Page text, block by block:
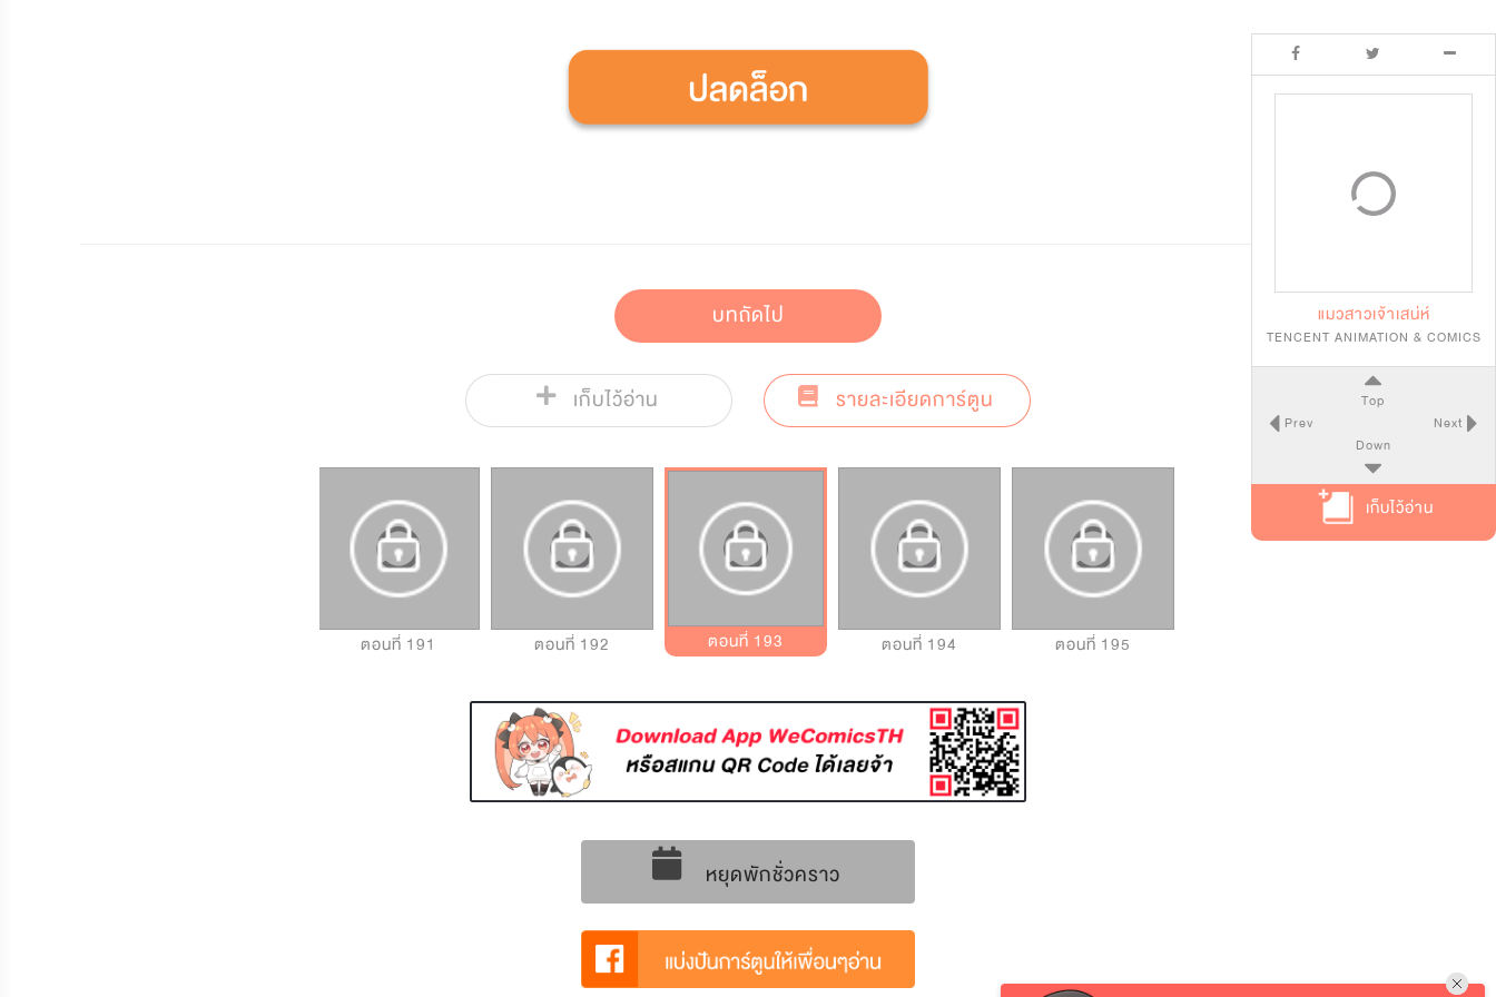
บทถัดไป
เก็บไว้อ่าน รายละเอียดการ์ตูน
ตอนที่ 191 ตอนที่ 192 ตอนที่ 193 ตอนที่ 194 ตอนที่ 195
หยุดพักชั่วคราว
แมวสาวเจ้าเสน่ห์
TENCENT ANIMATION & COMICS
Top
Prev
Next
Down
เก็บไว้อ่าน